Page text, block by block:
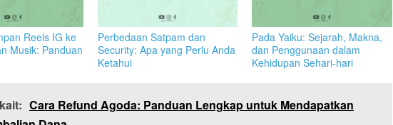
Reels IG ke
Musik: Panduan
Perbedaan Satpam dan
Security: Apa yang Perlu Anda
Ketahui
Pada Yaiku: Sejarah, Makna,
dan Penggunaan dalam
Kehidupan Sehari-hari
Cara Refund Agoda: Panduan Lengkap untuk Mendapatkan